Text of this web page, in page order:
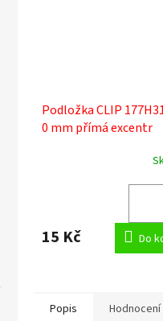
Podložka CLIP
0 mm přímá excentr
15 Kč Do
Popis Hodnocení